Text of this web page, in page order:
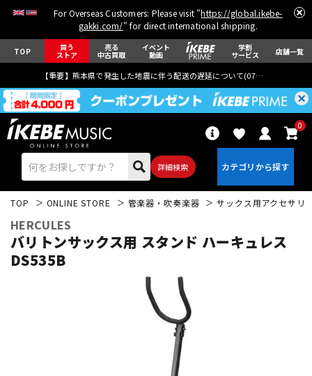
For Overseas Customers: Please visit "https://global.ikebe-
gakki.com/" for direct international shipping.
TOP 買う
ストア
売る
中古買取
イベント
動画
学割
サービス 店舗一覧
【重要】熊本県で発生した地震に伴う配送の遅延について(07月29日
詳細検索
0
TOP ONLINE STORE 管楽器・吹奏楽器 サックス用アクセサリ
HERCULES
バリトンサックス用 スタンド ハーキュレス
DS535B